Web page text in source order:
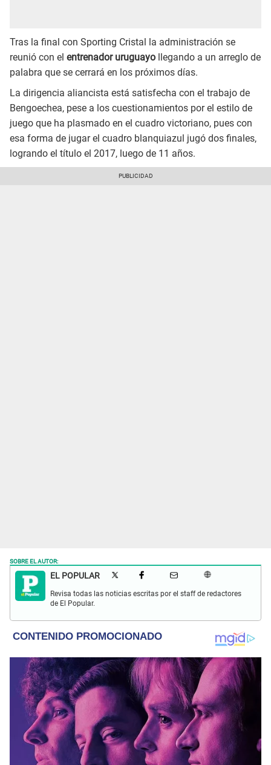
Tras la final con Sporting Cristal la administración se
reunió con el entrenador uruguayo llegando a un arreglo de
palabra que se cerrará en los próximos días.
La dirigencia aliancista está satisfecha con el trabajo de
Bengoechea, pese a los cuestionamientos por el estilo de
juego que ha plasmado en el cuadro victoriano, pues con
esa forma de jugar el cuadro blanquiazul jugó dos finales,
logrando el título el 2017, luego de 11 años.
SOBRE EL AUTOR:
EL POPULAR
Revisa todas las noticias escritas por el staff de redactores
de El Popular.